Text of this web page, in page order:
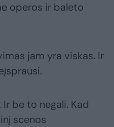
operos ir baleto
jam yra viskas. Ir
Ir be to negali. Kad
scenos